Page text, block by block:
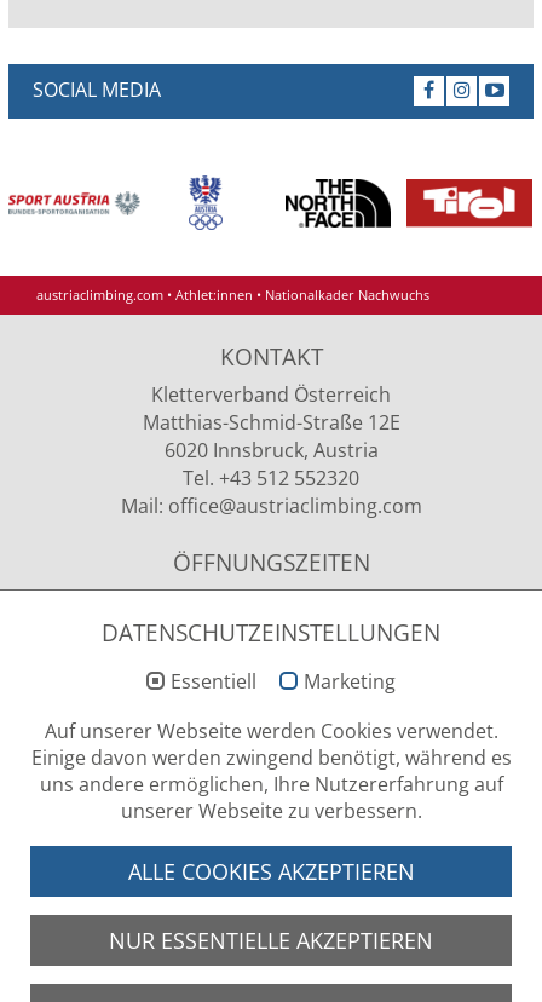
SOCIAL MEDIA
austriaclimbing.com • Athlet:innen • Nationalkader Nachwuchs
KONTAKT
Kletterverband Österreich
Matthias-Schmid-Straße 12E
6020 Innsbruck, Austria
Tel. +43 512 552320
Mail: office@austriaclimbing.com
ÖFFNUNGSZEITEN
09.00 - 12.00 Uhr & 13.00 - 15.00 Uhr
NEWSLETTER ANMELDUNG
LOG-IN BEREICH
DATENSCHUTZEINSTELLUNGEN
Essentiell
Marketing
Auf unserer Webseite werden Cookies verwendet.
Einige davon werden zwingend benötigt, während es
uns andere ermöglichen, Ihre Nutzererfahrung auf
unserer Webseite zu verbessern.
ALLE COOKIES AKZEPTIEREN
NUR ESSENTIELLE AKZEPTIEREN